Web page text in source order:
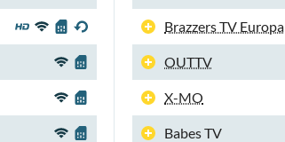
Brazzers TV Europa
OUTTV
X-MO
Babes TV